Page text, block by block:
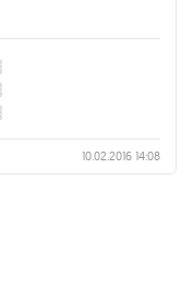
10.02.2016 14:08